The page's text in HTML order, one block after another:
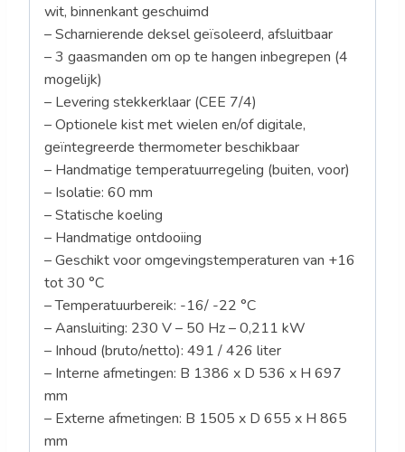
wit, binnenkant geschuimd
– Scharnierende deksel geïsoleerd, afsluitbaar
– 3 gaasmanden om op te hangen inbegrepen (4
mogelijk)
– Levering stekkerklaar (CEE 7/4)
– Optionele kist met wielen en/of digitale,
geïntegreerde thermometer beschikbaar
– Handmatige temperatuurregeling (buiten, voor)
– Isolatie: 60 mm
– Statische koeling
– Handmatige ontdooiing
– Geschikt voor omgevingstemperaturen van +16
tot 30 °C
– Temperatuurbereik: -16/ -22 °C
– Aansluiting: 230 V – 50 Hz – 0,211 kW
– Inhoud (bruto/netto): 491 / 426 liter
– Interne afmetingen: B 1386 x D 536 x H 697
mm
– Externe afmetingen: B 1505 x D 655 x H 865
mm